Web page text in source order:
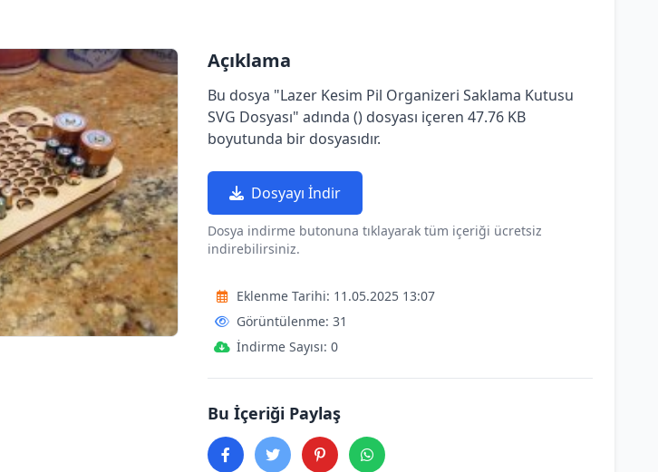
Açıklama
Bu dosya "Lazer Kesim Pil Organizeri Saklama Kutusu
SVG Dosyası" adında () dosyası içeren 47.76 KB
boyutunda bir dosyasıdır.
Dosyayı İndir
Dosya indirme butonuna tıklayarak tüm içeriği ücretsiz
indirebilirsiniz.
Eklenme Tarihi: 11.05.2025 13:07
Görüntülenme: 31
İndirme Sayısı: 0
Bu İçeriği Paylaş